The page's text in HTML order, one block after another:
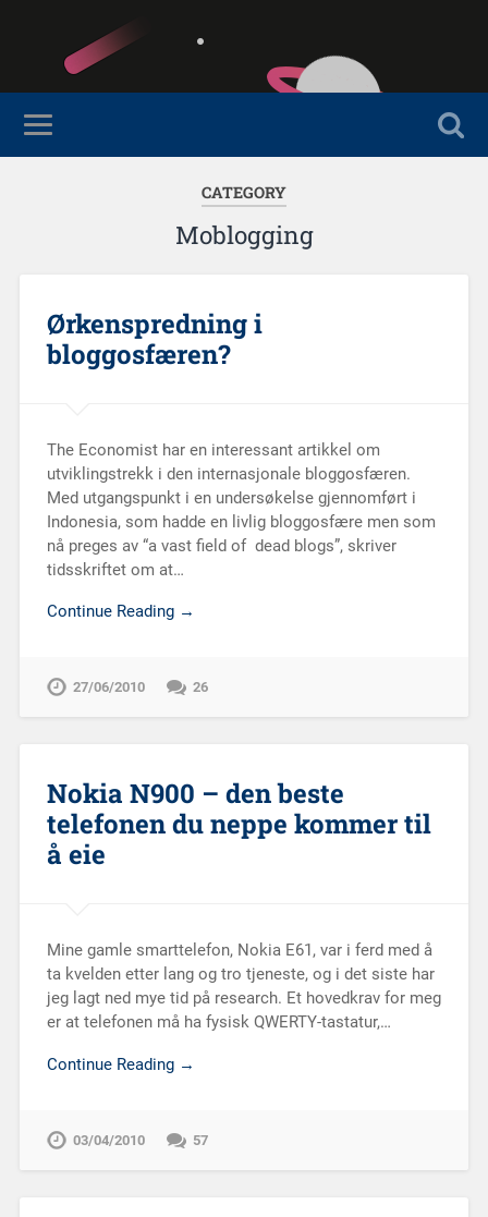
CATEGORY
Moblogging
Ørkenspredning i
bloggosfæren?
The Economist har en interessant artikkel om
utviklingstrekk i den internasjonale bloggosfæren.
Med utgangspunkt i en undersøkelse gjennomført i
Indonesia, som hadde en livlig bloggosfære men som
nå preges av “a vast field of dead blogs”, skriver
tidsskriftet om at…
Continue Reading →
27/06/2010 26
Nokia N900 – den beste
telefonen du neppe kommer til
å eie
Mine gamle smarttelefon, Nokia E61, var i ferd med å
ta kvelden etter lang og tro tjeneste, og i det siste har
jeg lagt ned mye tid på research. Et hovedkrav for meg
er at telefonen må ha fysisk QWERTY-tastatur,…
Continue Reading →
03/04/2010 57